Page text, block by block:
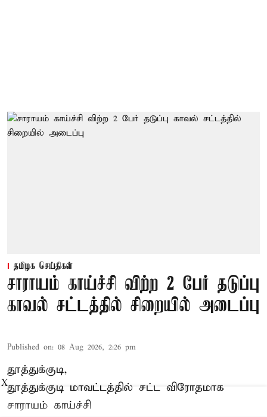
தமிழக செய்திகள்
சாராயம் காய்ச்சி விற்ற 2 பேர் தடுப்பு
காவல் சட்டத்தில் சிறையில் அடைப்பு
Published on: 08 Aug 2026, 2:26 pm
தூத்துக்குடி,
தூத்துக்குடி மாவட்டத்தில் சட்ட விரோதமாக
சாராயம் காய்ச்சி
X